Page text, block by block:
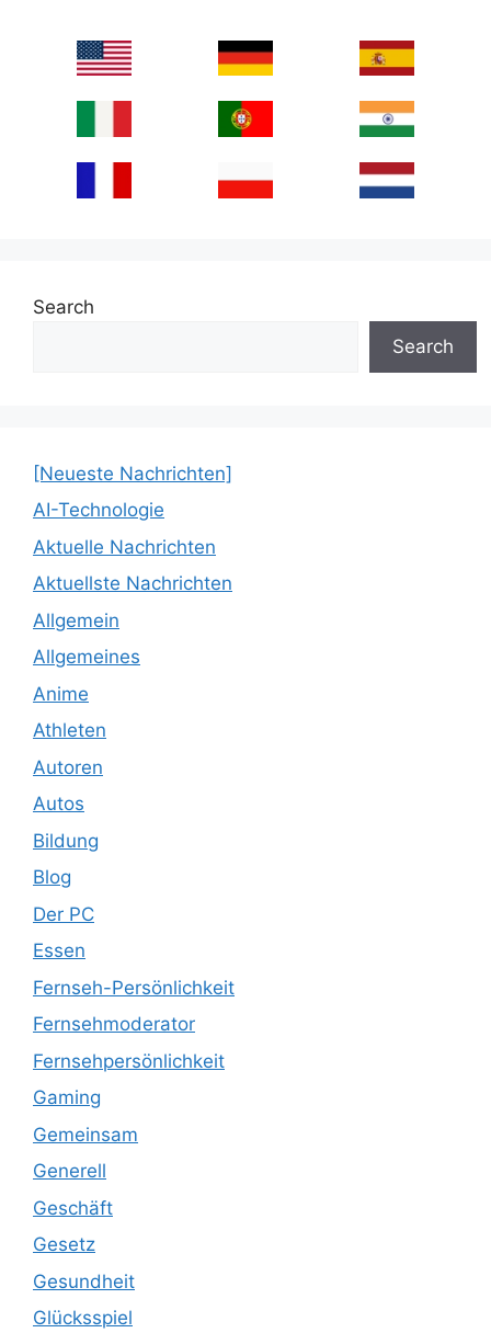
Search
Search
[Neueste Nachrichten]
AI-Technologie
Aktuelle Nachrichten
Aktuellste Nachrichten
Allgemein
Allgemeines
Anime
Athleten
Autoren
Autos
Bildung
Blog
Der PC
Essen
Fernseh-Persönlichkeit
Fernsehmoderator
Fernsehpersönlichkeit
Gaming
Gemeinsam
Generell
Geschäft
Gesetz
Gesundheit
Glücksspiel